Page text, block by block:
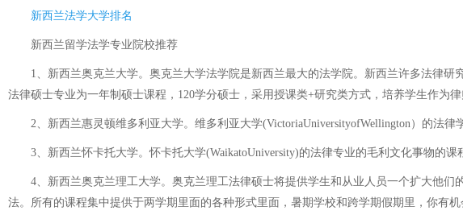
新西兰法学大学排名
新西兰留学法学专业院校推荐
1、新西兰奥克兰大学。奥克兰大学法学院是新西兰最大的法学院。新西兰许多法律研
法律硕士专业为一年制硕士课程，120学分硕士，采用授课类+研究类方式，培养学生作为律
2、新西兰惠灵顿维多利亚大学。维多利亚大学(VictoriaUniversityofWellington）的法律
3、新西兰怀卡托大学。怀卡托大学(WaikatoUniversity)的法律专业的毛利文化事物的课
4、新西兰奥克兰理工大学。奥克兰理工法律硕士将提供学生和从业人员一个扩大他们
法。所有的课程集中提供于两学期里面的各种形式里面，暑期学校和跨学期假期里，你有机